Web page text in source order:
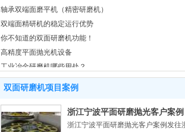
轴承双端面磨平机（精密研磨机）
双端面精研机的稳定运行优势
你不知道的双面研磨机功能！
高精度平面抛光机设备
工业冶金研磨机哪些用处？
立式精密研磨机价格
高精度研磨抛光机研磨方法有哪些？
研磨机双面磨设备
双面研磨机项目案例
浙江宁波平面研磨抛光客户案例
浙江宁波平面研磨抛光客户案例发